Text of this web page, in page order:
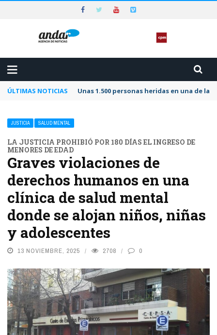
ÚLTIMAS NOTICIAS Unas 1.500 personas heridas en una de
JUSTICIA SALUD MENTAL
LA JUSTICIA PROHIBIÓ POR 180 DÍAS EL INGRESO DE
MENORES DE EDAD
Graves violaciones de
derechos humanos en una
clínica de salud mental
donde se alojan niños, niñas
y adolescentes
13 NOVIEMBRE, 2025 2708 0